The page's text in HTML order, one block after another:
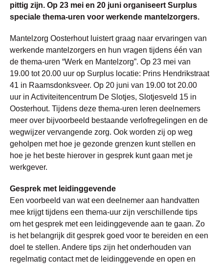
pittig zijn. Op 23 mei en 20 juni organiseert Surplus
speciale thema-uren voor werkende mantelzorgers.
Mantelzorg Oosterhout luistert graag naar ervaringen van
werkende mantelzorgers en hun vragen tijdens één van
de thema-uren “Werk en Mantelzorg”. Op 23 mei van
19.00 tot 20.00 uur op Surplus locatie: Prins Hendrikstraat
41 in Raamsdonksveer. Op 20 juni van 19.00 tot 20.00
uur in Activiteitencentrum De Slotjes, Slotjesveld 15 in
Oosterhout. Tijdens deze thema-uren leren deelnemers
meer over bijvoorbeeld bestaande verlofregelingen en de
wegwijzer vervangende zorg. Ook worden zij op weg
geholpen met hoe je gezonde grenzen kunt stellen en
hoe je het beste hierover in gesprek kunt gaan met je
werkgever.
Gesprek met leidinggevende
Een voorbeeld van wat een deelnemer aan handvatten
mee krijgt tijdens een thema-uur zijn verschillende tips
om het gesprek met een leidinggevende aan te gaan. Zo
is het belangrijk dit gesprek goed voor te bereiden en een
doel te stellen. Andere tips zijn het onderhouden van
regelmatig contact met de leidinggevende en open en